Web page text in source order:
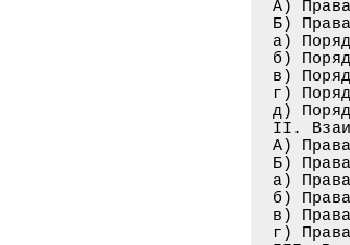
А)
Б)
а)
б)
в)
г)
д)
II.
А)
Б)
а)
б)
в)
г)